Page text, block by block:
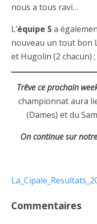
nous a tous ravi…
L’équipe Sa
nouveau un tout bon
et Hugolin (2 chacun)
Trêve ce prochain
championnat aura
(Dames) et du
On continue sur
Commentaires